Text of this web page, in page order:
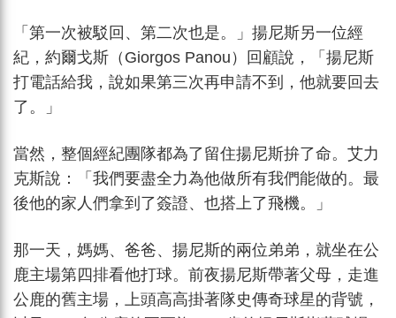
「第一次被駁回、第二次也是。」揚尼斯另一位經
紀，約爾戈斯（Giorgos Panou）回顧說，「揚尼斯
打電話給我，說如果第三次再申請不到，他就要回去
了。」
當然，整個經紀團隊都為了留住揚尼斯拚了命。艾力
克斯說：「我們要盡全力為他做所有我們能做的。最
後他的家人們拿到了簽證、也搭上了飛機。」
那一天，媽媽、爸爸、揚尼斯的兩位弟弟，就坐在公
鹿主場第四排看他打球。前夜揚尼斯帶著父母，走進
公鹿的舊主場，上頭高高掛著隊史傳奇球星的背號，